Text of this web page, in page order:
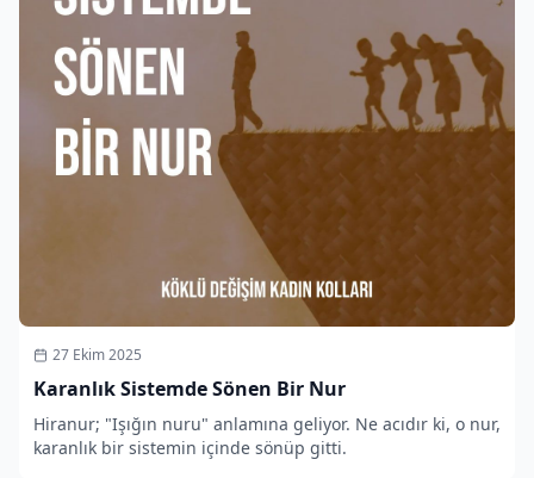
27 Ekim 2025
Karanlık Sistemde Sönen Bir Nur
Hiranur; "Işığın nuru" anlamına geliyor. Ne acıdır ki, o nur,
karanlık bir sistemin içinde sönüp gitti.